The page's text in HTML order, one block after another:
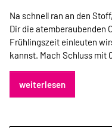
Na schnell ran an den
Dir die atemberaubenden
Frühlingszeit einleuten
kannst. Mach Schluss mit
weiterlesen